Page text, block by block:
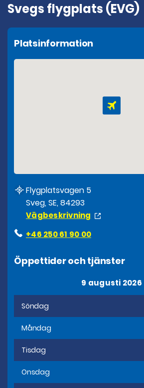
Svegs flygplats (EVG)
Platsinformation
Flygplatsvagen 5
Sveg, SE, 84293
Vägbeskrivning
+46 250 61 90 00
Öppettider och tjänster
9 augusti 2026
Söndag
Måndag
Tisdag
Onsdag